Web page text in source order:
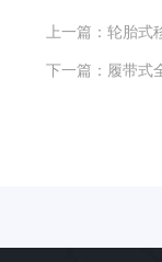
上一篇：轮胎式
下一篇： 履带式